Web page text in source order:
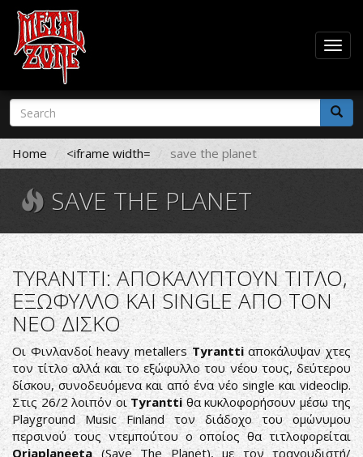
Skip
main
content
Search
form
Search
Home <iframe width= save the planet
SAVE THE PLANET
TYRANTTI: ΑΠΟΚΑΛΥΠΤΟΥΝ ΤΙΤΛΟ,
ΕΞΩΦΥΛΛΟ ΚΑΙ SINGLE ΑΠΟ ΤΟΝ
ΝΕΟ ΔΙΣΚΟ
Οι Φινλανδοί heavy metallers Tyranttiαποκάλυψαν χτες
τον τίτλο αλλά και το εξώφυλλο του νέου τους, δεύτερου
δίσκου, συνοδευόμενα και από ένα νέο single και videoclip.
Στις 26/2 λοιπόν οιTyranttiθα κυκλοφορήσουν μέσω της
Playground Music Finland τον διάδοχο του ομώνυμου
περσινού τους ντεμπούτου ο οποίος θα τιτλοφορείται
Orjaplaneeta (Save The Planet), με τον τραγουδιστή/